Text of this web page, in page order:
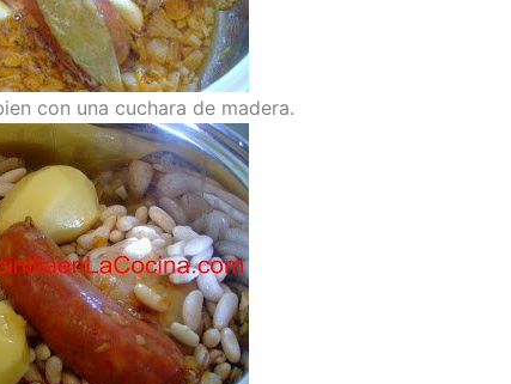
con una cuchara de madera.